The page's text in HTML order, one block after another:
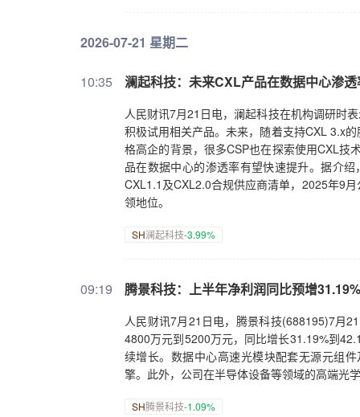
2026-07-21 星期二
10:35 澜起科技：未来CXL产品在数据中心渗
人民财讯7月21日电，澜起科技在机构调研时
积极试用相关产品。未来，随着支持CXL 3.x
格高企的背景，很多CSP也在探索使用CXL技
品在数据中心的渗透率有望快速提升。据介
CXL1.1及CXL2.0合规供应商清单，2025年9
领地位。
SH澜起科技-3.99%
09:19 腾景科技：上半年净利润同比预增
人民财讯7月21日电，腾景科技(688195)7月
4800万元到5200万元，同比增长31.19%到
续增长。数据中心高速光模块配套无源元组
擎。此外，公司在半导体设备等领域的高端光
SH腾景科技-1.09%